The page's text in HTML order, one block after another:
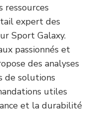
expert des
Sport Galaxy.
passionnés et
des analyses
de solutions
utiles
et la durabilité